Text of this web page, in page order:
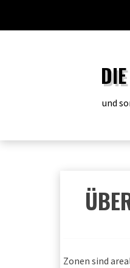
und
Zonen sind